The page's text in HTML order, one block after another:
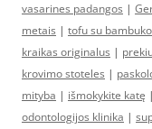
vasarines padangos |
metais | tofu su
kraikas originalus |
krovimo stoteles |
mityba | išmokykite katę |
odontologijos klinika |